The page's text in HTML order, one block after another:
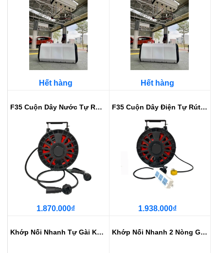
Hết hàng Hết hàng
F35 Cuộn Dây Nước Tự Rút Đỏ Đen ...
1.870.000₫
F35 Cuộn Dây Điện Tự Rút Mẫu Mới
1.938.000₫
Khớp Nối Nhanh Tự Gài Khí Nén - ... Khớp Nối Nhanh 2 Nòng Gài Tự Động